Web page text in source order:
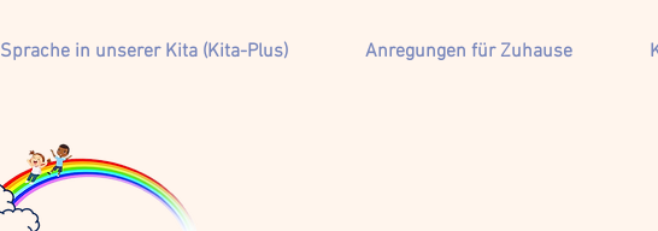
Sprache in unserer Kita (Kita-Plus) Anregungen für Zuhause